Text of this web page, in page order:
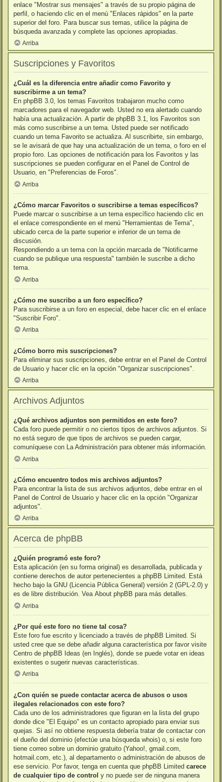
enlace "Mostrar sus mensajes" a través de su propio página de
perfil, o haciendo clic en el menú "Enlaces rápidos" en la parte
superior del foro. Para buscar sus temas, utilice la página de
búsqueda avanzada y complete las opciones apropiadas.
Arriba
Suscripciones y Favoritos
¿Cuál es la diferencia entre añadir como Favorito y
suscribirme a un tema?
En phpBB 3.0, los temas Favoritos trabajaron mucho como
marcadores para el navegador web. Usted no era alertado cuando
había una actualización. A partir de phpBB 3.1, los Favoritos son
más como suscribirse a un tema. Usted puede ser notificado
cuando un tema Favorito se actualiza. Al suscribirte, sin embargo,
se le avisará de que hay una actualización de un tema, o foro en el
propio foro. Las opciones de notificación para los Favoritos y las
suscripciones se pueden configurar en el Panel de Control de
Usuario, en "Preferencias de Foros".
Arriba
¿Cómo marcar Favoritos o suscribirse a temas específicos?
Puede marcar o suscribirse a un tema específico haciendo clic en
el enlace correspondiente en el menú "Herramientas de Tema",
ubicado cerca de la parte superior e inferior de un tema de
discusión.
Respondiendo a un tema con la opción marcada de "Notificarme
cuando se publique una respuesta" también le suscribe a dicho
tema.
Arriba
¿Cómo me suscribo a un foro específico?
Para suscribirse a un foro en especial, debe hacer clic en el enlace
"Suscribir Foro".
Arriba
¿Cómo borro mis suscripciones?
Para eliminar sus suscripciones, debe entrar en el Panel de Control
de Usuario y hacer clic en la opción "Organizar suscripciones".
Arriba
Archivos Adjuntos
¿Qué archivos adjuntos son permitidos en este foro?
Cada foro puede permitir o no ciertos tipos de archivos adjuntos. Si
no está seguro de que tipos de archivos se pueden cargar,
comuníquese con La Administración para obtener más información.
Arriba
¿Cómo encuentro todos mis archivos adjuntos?
Para encontrar la lista de sus archivos adjuntos, debe entrar en el
Panel de Control de Usuario y hacer clic en la opción "Organizar
adjuntos".
Arriba
Acerca de phpBB
¿Quién programó este foro?
Esta aplicación (en su forma original) es desarrollada, publicada y
contiene derechos de autor pertenecientes a phpBB Limited. Está
hecho bajo la GNU (Licencia Pública General) versión 2 (GPL-2.0) y
es de libre distribución. Vea About phpBB para más detalles.
Arriba
¿Por qué este foro no tiene tal cosa?
Este foro fue escrito y licenciado a través de phpBB Limited. Si
usted cree que se debe añadir alguna característica por favor visite
Centro de phpBB Ideas (en Inglés), donde se puede votar en ideas
existentes o sugerir nuevas características.
Arriba
¿Con quién se puede contactar acerca de abusos o usos
ilegales relacionados con este foro?
Cada uno de los administradores que figuran en la lista del grupo
donde dice "El Equipo" es un contacto apropiado para enviar sus
quejas. Si así no obtiene respuesta debería tratar de contactar con
el dueño del dominio (efectúe una búsqueda whois) o, si este foro
tiene correo sobre un dominio gratuito (Yahoo!, gmail.com,
hotmail.com, etc.), al departamento o administración de abusos de
ese servicio. Por favor, tenga en cuenta que phpBB Limited carece
de cualquier tipo de control y no puede ser de ninguna manera